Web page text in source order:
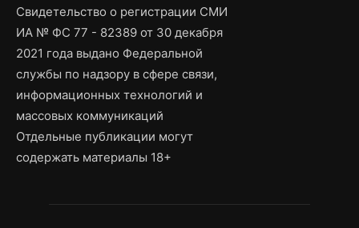
Свидетельство о регистрации СМИ
ИА № ФС 77 - 82389 от 30 декабря
2021 года выдано Федеральной
службы по надзору в сфере связи,
информационных технологий и
массовых коммуникаций
Отдельные публикации могут
содержать материалы 18+